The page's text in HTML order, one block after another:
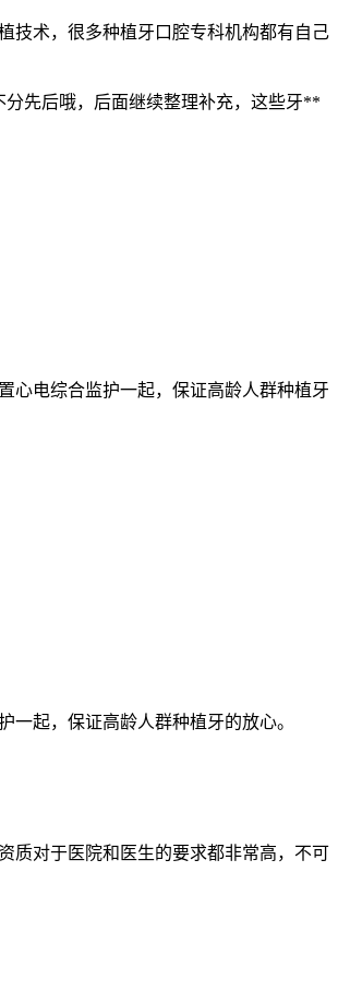
技术，很多种植牙口腔专科机构都有自己
先后哦，后面继续整理补充，这些牙**
心电综合监护一起，保证高龄人群种植牙
起，保证高龄人群种植牙的放心。
质对于医院和医生的要求都非常高，不可